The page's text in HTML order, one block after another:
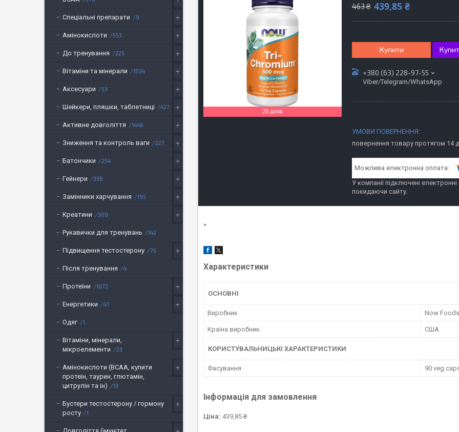
25 днів
463 ₴ 439,85 ₴
Купити
+380 (63) 228-97-55
Viber/Telegram/WhatsApp
повернення товару протягом 14
У компанії підключені
покидаючи сайту.
*
Характеристики
ОСНОВНІ
Виробник Now Foods
Країна виробник США
КОРИСТУВАЛЬНИЦЬКІ ХАРАКТЕРИСТИКИ
Фасування 90 veg
Інформація для замовлення
Ціна: 439,85 ₴
Спеціальні препарати 9
Амінокислоти 553
До тренування 225
Вітаміни та мінерали 1034
Аксесуари 53
Шейкери, пляшки, таблетниці 427
Активне довголіття 1446
Зниження та контроль ваги 227
Батончики 254
Гейнери 338
Замінники харчування 195
Креатини 309
Рукавички для тренувань 142
Підвищення тестостерону 75
Після тренування 4
Протеїни 1072
Енергетики 47
Одяг 1
Вітаміни, мінерали,
мікроелементи
23
Амінокислоти (BCAA, купити
протеїн, таурин, глютамін,
цитрулін та ін)
13
Бустери тестостерону / гормону
росту
1